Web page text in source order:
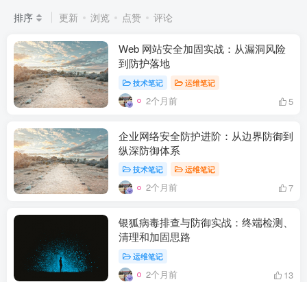
排序
更新 浏览 点赞 评论
Web 网站安全加固实战：从漏洞风险
到防护落地
技术笔记 运维笔记
2个月前 5
企业网络安全防护进阶：从边界防御到
纵深防御体系
技术笔记 运维笔记
2个月前 7
银狐病毒排查与防御实战：终端检测、
清理和加固思路
运维笔记
2个月前 13